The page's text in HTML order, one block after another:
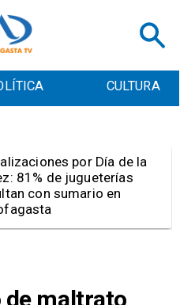
CULTURA
de maltrato
frena opción de pena
para Karen Rojo por ahora